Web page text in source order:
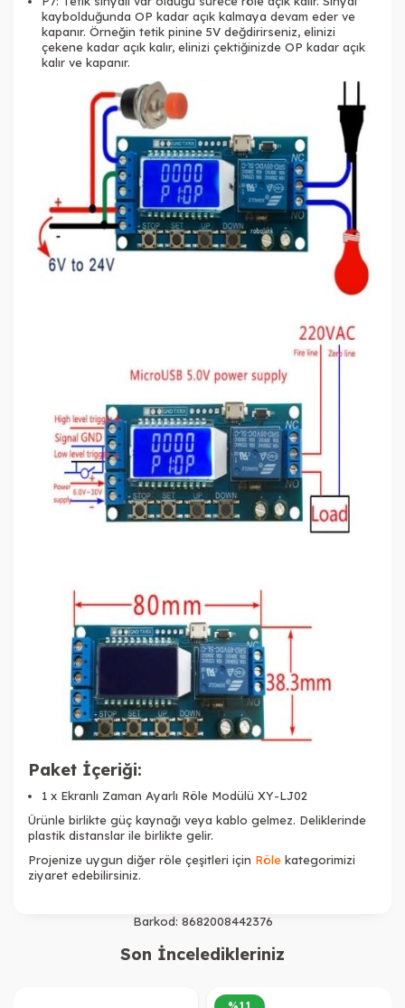
kaybolduğunda OP kadar açık kalmaya devam eder ve
kapanır. Örneğin tetik pinine 5V değdirirseniz, elinizi
çekene kadar açık kalır, elinizi çektiğinizde OP kadar açık
kalır ve kapanır.
Paket İçeriği:
1 x Ekranlı Zaman Ayarlı Röle Modülü XY-LJ02
Ürünle birlikte güç kaynağı veya kablo gelmez. Deliklerinde
plastik distanslar ile birlikte gelir.
Projenize uygun diğer röle çeşitleri için Röle kategorimizi
ziyaret edebilirsiniz.
Barkod: 8682008442376
Son İnceledikleriniz